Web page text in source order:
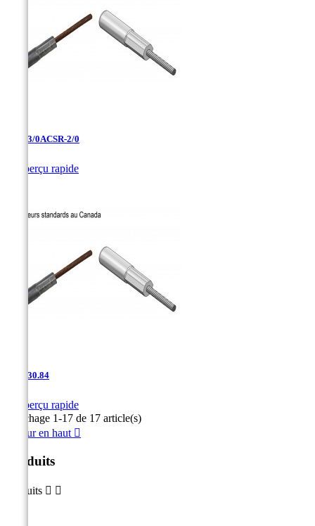
AAC-3/0ACSR-2/0
Aperçu rapide
AAC-30.84
Aperçu rapide
Affichage 1-17 de 17 article(s)
Retour en haut 
Produits
Produits  